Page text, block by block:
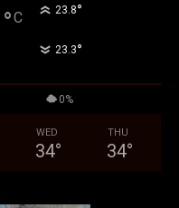
°C 23.8°
23.3°
0%
WED
34°
THU
34°